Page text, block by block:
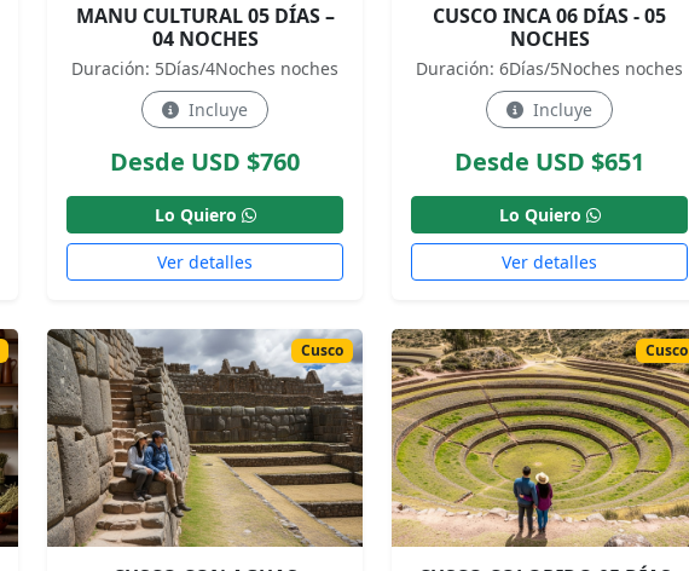
MANU CULTURAL 05 DÍAS –
04 NOCHES
Duración: 5Días/4Noches noches
Incluye
Desde USD $760
Lo Quiero
Ver detalles
CUSCO INCA 06 DÍAS - 05
NOCHES
Duración: 6Días/5Noches noches
Incluye
Desde USD $651
Lo Quiero
Ver detalles
Cusco Cusco